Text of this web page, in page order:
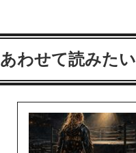
あわせて読みたい